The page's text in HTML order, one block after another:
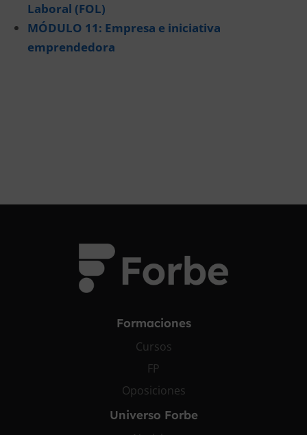
Laboral (FOL)
MÓDULO 11: Empresa e iniciativa
emprendedora
Formaciones
Cursos
FP
Oposiciones
Universo Forbe